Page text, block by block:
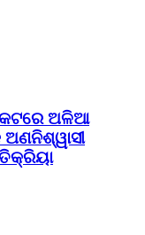
ଅଳିଆ
ଅଣନିଶ୍ୱାସୀ